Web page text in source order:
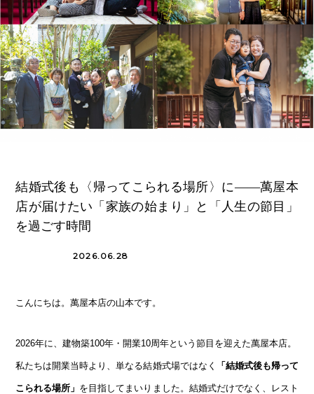
結婚式後も〈帰ってこられる場所〉に――萬屋本
店が届けたい「家族の始まり」と「人生の節目」
を過ごす時間
2026.06.28
こんにちは。萬屋本店の山本です。
2026年に、建物築100年・開業10周年という節目を迎えた萬屋本店。
私たちは開業当時より、単なる結婚式場ではなく 「結婚式後も帰って
こられる場所」 を目指してまいりました。結婚式だけでなく、レスト